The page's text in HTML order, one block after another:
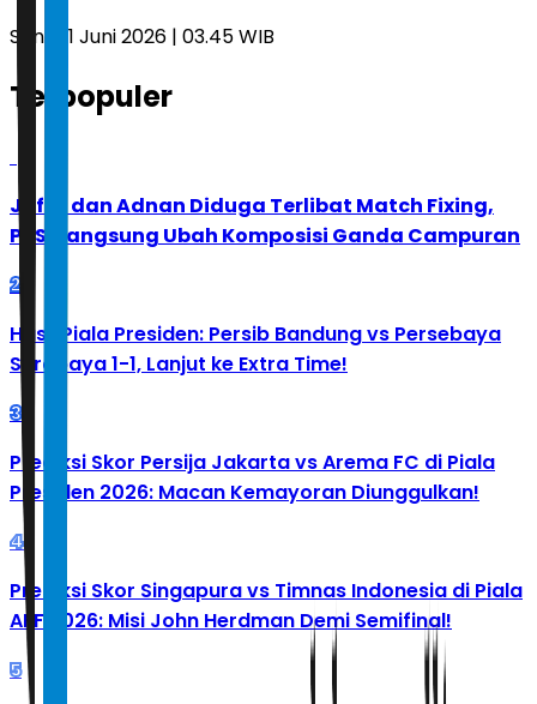
Senin, 1 Juni 2026 | 03.45 WIB
Terpopuler
Jafar dan Adnan Diduga Terlibat Match Fixing,
PBSI Langsung Ubah Komposisi Ganda Campuran
2
Hasil Piala Presiden: Persib Bandung vs Persebaya
Surabaya 1-1, Lanjut ke Extra Time!
3
Prediksi Skor Persija Jakarta vs Arema FC di Piala
Presiden 2026: Macan Kemayoran Diunggulkan!
4
Prediksi Skor Singapura vs Timnas Indonesia di Piala
AFF 2026: Misi John Herdman Demi Semifinal!
5